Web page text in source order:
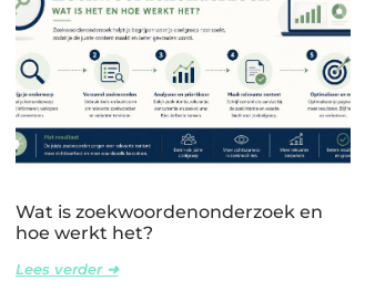
Wat is zoekwoordenonderzoek en
hoe werkt het?
Lees verder ➜